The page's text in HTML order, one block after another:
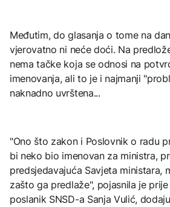
Međutim, do glasanja o tome na
vjerovatno ni neće doći. Na
nema tačke koja se odnosi na
imenovanja, ali to je i najmanji
naknadno uvrštena...
"Ono što zakon i Poslovnik o radu
bi neko bio imenovan za ministra,
predsjedavajuća Savjeta ministara,
zašto ga predlaže", pojasnila je
poslanik SNSD-a Sanja Vulić,